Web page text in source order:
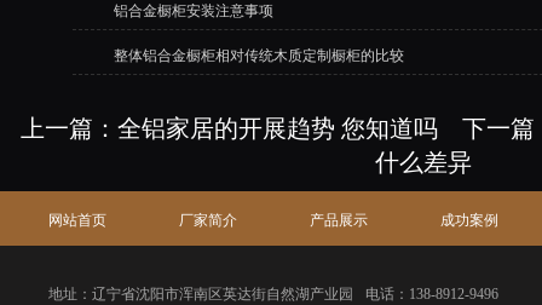
铝合金橱柜安装注意事项
整体铝合金橱柜相对传统木质定制橱柜的比较
上一篇：全铝家居的开展趋势 您知道吗 下一篇
什么差异
网站首页 厂家简介 产品展示 成功案例
地址：辽宁省沈阳市浑南区英达街自然湖产业园 电话：138-8912-9496